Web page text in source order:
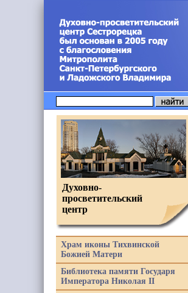
Духовно-
просветительский
центр
Храм иконы Тихвинской
Божией Матери
Библиотека памяти Государя
Императора Николая II